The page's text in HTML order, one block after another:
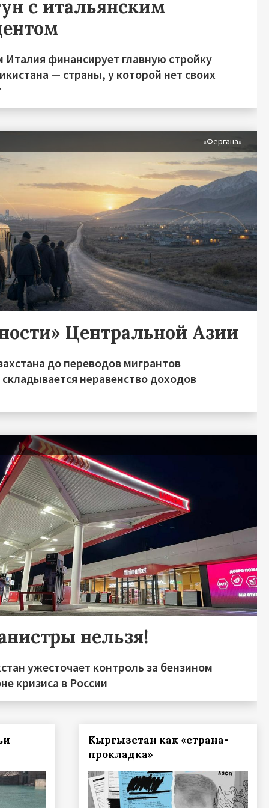
с итальянским
Италия финансирует главную стройку
— страны, у которой нет своих
«Фергана»
Центральной Азии
до переводов мигрантов
неравенство доходов
нельзя!
ужесточает контроль за бензином
кризиса в России
Кыргызстан как «страна-
прокладка»